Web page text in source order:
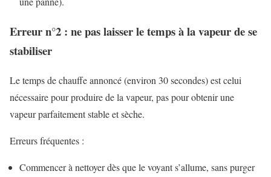
Erreur n°2 : ne pas laisser le temps à la vapeur de se
stabiliser
Le temps de chauffe annoncé (environ 30 secondes) est celui
nécessaire pour produire de la vapeur, pas pour obtenir une
vapeur parfaitement stable et sèche.
Erreurs fréquentes :
Commencer à nettoyer dès que le voyant s’allume, sans purger